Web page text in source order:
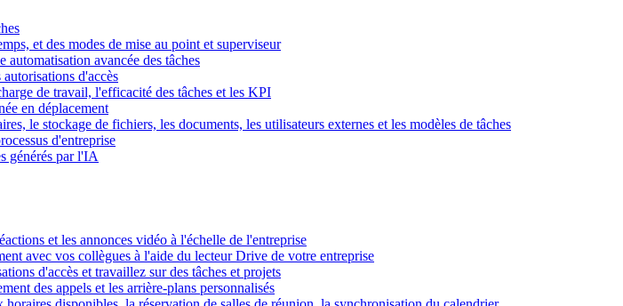
et des modes de mise au point et superviseur
avancée des tâches
d'accès
de travail, l'efficacité des tâches et les KPI
en déplacement
le stockage de fichiers, les documents, les utilisateurs externes et les modèles de tâches
d'entreprise
générés par l'IA
et les annonces vidéo à l'échelle de l'entreprise
avec vos collègues à l'aide du lecteur Drive de votre entreprise
d'accès et travaillez sur des tâches et projets
des appels et les arrière-plans personnalisés